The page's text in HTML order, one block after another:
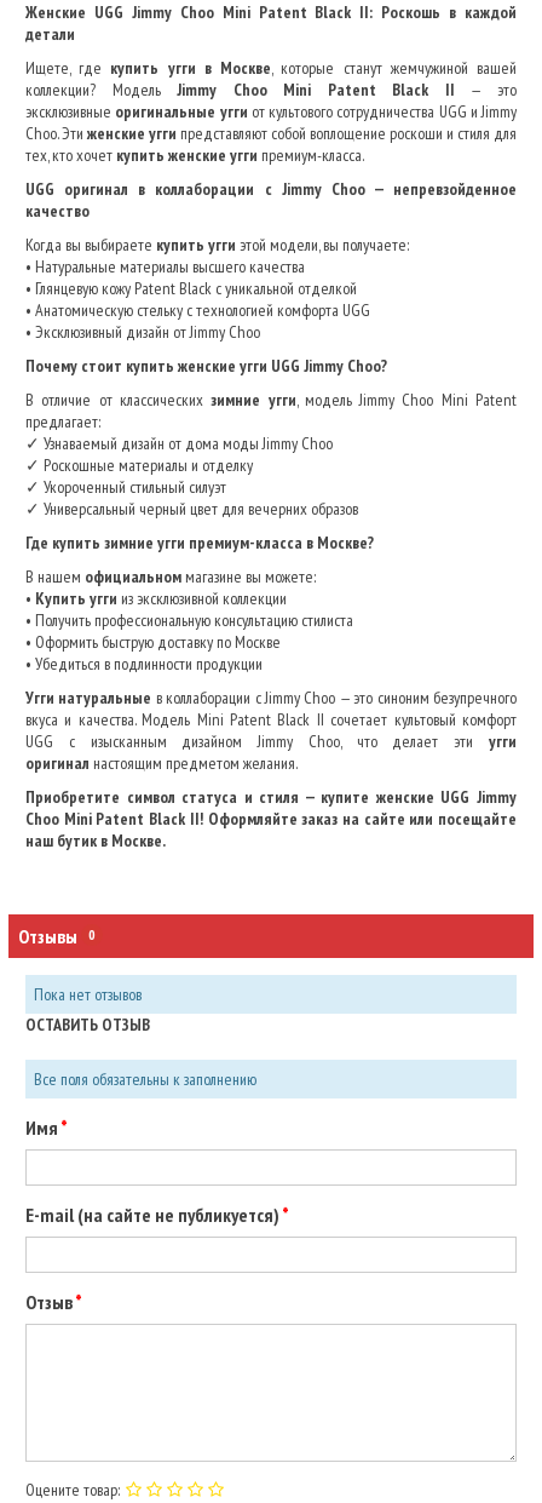
Женские UGG Jimmy Choo Mini Patent Black II: Роскошь в каждой
детали
Ищете, где купить угги в Москве, которые станут жемчужиной вашей
коллекции? МодельJimmy Choo Mini Patent Black II — это
эксклюзивные оригинальные угги от культового сотрудничества UGG и Jimmy
Choo. Эти женские угги представляют собой воплощение роскоши и стиля для
тех, кто хочет купить женские угги премиум-класса.
UGG оригинал в коллаборации с Jimmy Choo — непревзойденное
качество
Когда вы выбираете купить угги этой модели, вы получаете:
• Натуральные материалы высшего качества
• Глянцевую кожу Patent Black с уникальной отделкой
• Анатомическую стельку с технологией комфорта UGG
• Эксклюзивный дизайн от Jimmy Choo
Почему стоит купить женские угги UGG Jimmy Choo?
В отличие от классическихзимние угги, модель Jimmy Choo Mini Patent
предлагает:
✓ Узнаваемый дизайн от дома моды Jimmy Choo
✓ Роскошные материалы и отделку
✓ Укороченный стильный силуэт
✓ Универсальный черный цвет для вечерних образов
Где купить зимние угги премиум-класса в Москве?
В нашем официальном магазине вы можете:
• Купить угги из эксклюзивной коллекции
• Получить профессиональную консультацию стилиста
• Оформить быструю доставку по Москве
• Убедиться в подлинности продукции
Угги натуральные в коллаборации с Jimmy Choo — это синоним безупречного
вкуса и качества. Модель Mini Patent Black II сочетает культовый комфорт
UGG с изысканным дизайном Jimmy Choo, что делает эти угги
оригинал настоящим предметом желания.
Приобретите символ статуса и стиля — купите женские UGG Jimmy
Choo Mini Patent Black II! Оформляйте заказ на сайте или посещайте
наш бутик в Москве.
Отзывы 0
Пока нет отзывов
ОСТАВИТЬ ОТЗЫВ
Все поля обязательны к заполнению
Имя
E-mail (на сайте не публикуется)
Отзыв
Оцените товар: